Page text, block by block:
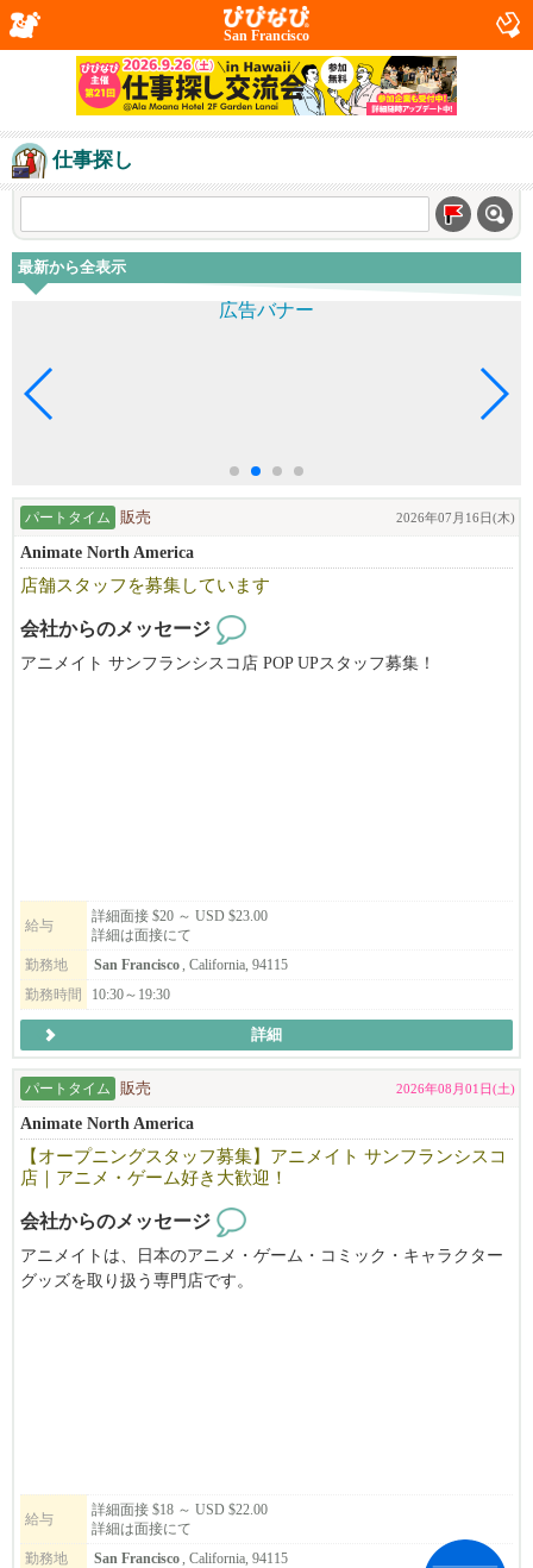
San Francisco
仕事探し
最新から全表示
パートタイム 販売 2026年07月16日(木)
Animate North America
店舗スタッフを募集しています
会社からのメッセージ
アニメイト サンフランシスコ店 POP UPスタッフ募集！
アニメやグッズが好きな方、明るく前向きに取り組める方歓迎！
履歴書を usaanimateos950@gmail.com までお送りください。ご応募
お待ちしております。
給与
詳細面接 $20 ～ USD $23.00
詳細は面接にて
勤務地
San Francisco, California, 94115
勤務時間
10:30～19:30
詳細
パートタイム 販売 2026年08月01日(土)
Animate North America
【オープニングスタッフ募集】アニメイト サンフランシスコ
店｜アニメ・ゲーム好き大歓迎！
会社からのメッセージ
アニメイトは、日本のアニメ・ゲーム・コミック・キャラクター
グッズを取り扱う専門店です。
ただける店舗を目指しませんか？
レジュメを添えてご応募ください。皆さまからのご応募を心より
給与
詳細面接 $18 ～ USD $22.00
詳細は面接にて
勤務地
San Francisco , California, 94115